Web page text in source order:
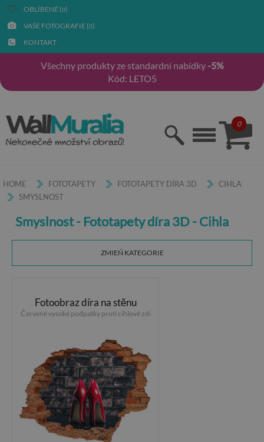
OBLÍBENÉ (0)
VAŠE FOTOGRAFIE (0)
KONTAKT
Všechny produkty ze standardní nabídky -5%
Kód: LETO5
0
HOME FOTOTAPETY FOTOTAPETY DÍRA 3D
CIHLA
SMYSLNOST
Smyslnost - Fototapety díra 3D - Cihla
ZMIEŃ KATEGORIE
Fotoobraz díra na stěnu
Červené vysoké podpatky proti cihlové zdi